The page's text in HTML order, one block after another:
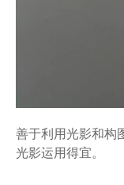
善于利用光影和构
光影运用得宜。